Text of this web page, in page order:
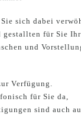
sich dabei
für Sie
und
Verfügung.
für Sie da,
sind auch